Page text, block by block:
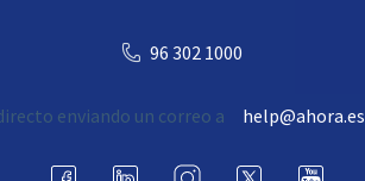
96 302 1000
enviando un correo a help@ahora.es